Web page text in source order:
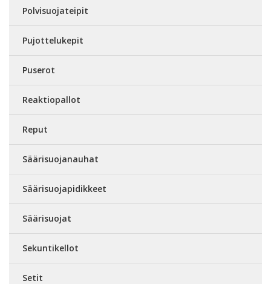
Polvisuojateipit
Pujottelukepit
Puserot
Reaktiopallot
Reput
Säärisuojanauhat
Säärisuojapidikkeet
Säärisuojat
Sekuntikellot
Setit